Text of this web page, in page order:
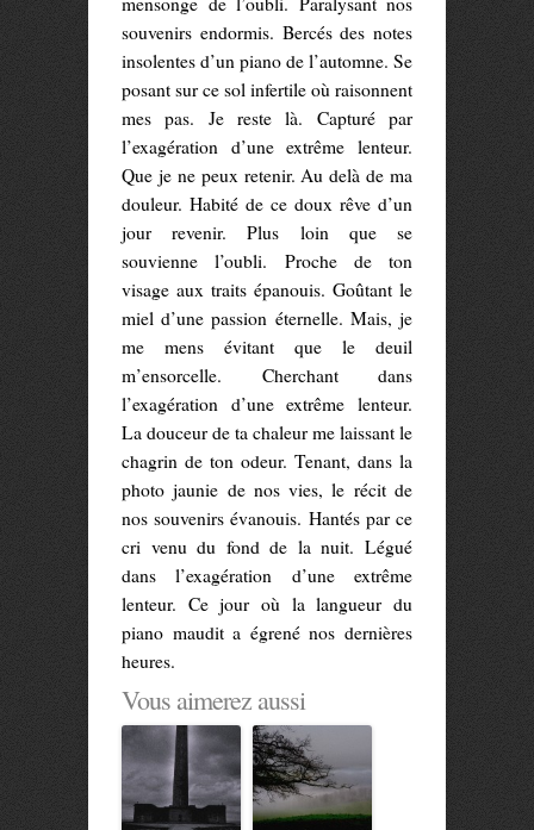
souvenirs endormis. Bercés des notes
insolentes d’un piano de l’automne. Se
posant sur ce sol infertile où raisonnent
mes pas. Je reste là. Capturé par
l’exagération d’une extrême lenteur.
Que je ne peux retenir. Au delà de ma
douleur. Habité de ce doux rêve d’un
jour revenir. Plus loin que se
souvienne l’oubli. Proche de ton
visage aux traits épanouis. Goûtant le
miel d’une passion éternelle. Mais, je
me mens évitant que le deuil
m’ensorcelle. Cherchant dans
l’exagération d’une extrême lenteur.
La douceur de ta chaleur me laissant le
chagrin de ton odeur. Tenant, dans la
photo jaunie de nos vies, le récit de
nos souvenirs évanouis. Hantés par ce
cri venu du fond de la nuit. Légué
dans l’exagération d’une extrême
lenteur. Ce jour où la langueur du
piano maudit a égrené nos dernières
heures.
Vous aimerez aussi